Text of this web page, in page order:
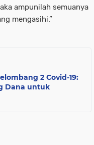
ampunilah semuanya
mengasihi.”
2 Covid-19:
Dana untuk